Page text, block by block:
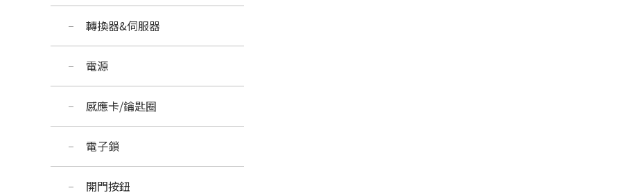
轉換器&伺服器
電源
感應卡/鑰匙圈
電子鎖
開門按鈕